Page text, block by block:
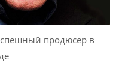
продюсер в